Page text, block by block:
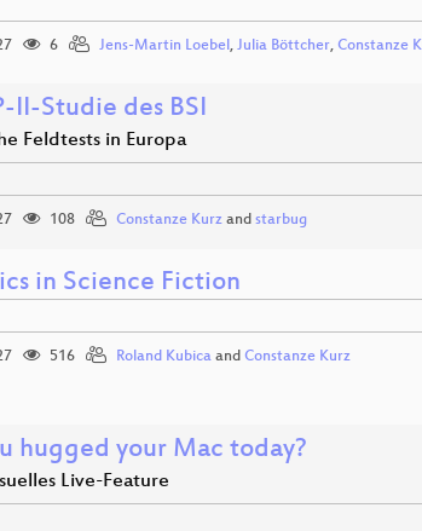
6 Jens-Martin Loebel, Julia Böttcher, Constanze
II-Studie des BSI
Feldtests in Europa
108 Constanze Kurz and starbug
in Science Fiction
516 Roland Kubica and Constanze Kurz
hugged your Mac today?
Live-Feature